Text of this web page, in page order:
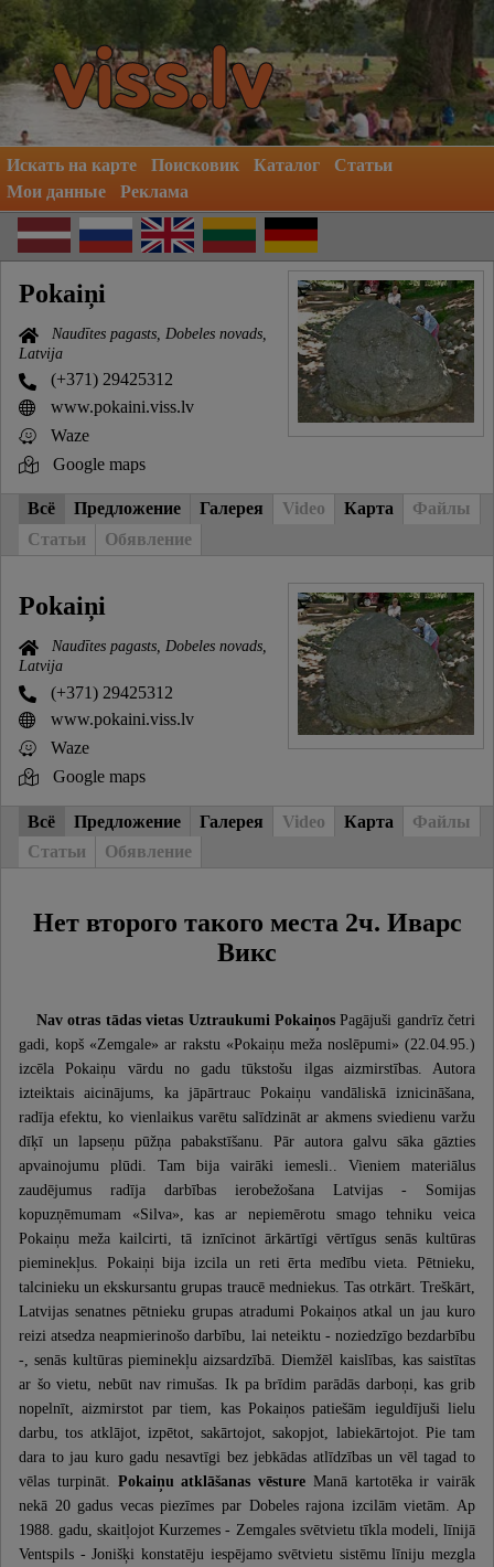
Искать на карте Поисковик Каталог
Статьи
Мои данные
Реклама
Pokaiņi
Naudītes pagasts, Dobeles novads,
Latvija
(+371) 29425312
www.pokaini.viss.lv
Waze
Google maps
Всё Предложение Галерея Video Карта
Файлы
Статьи
Обявление
Pokaiņi
Naudītes pagasts, Dobeles novads,
Latvija
(+371) 29425312
www.pokaini.viss.lv
Waze
Google maps
Всё Предложение Галерея Video Карта
Файлы
Статьи
Обявление
Нет второго такого места 2ч. Иварс
Викс
Nav otras tādas vietas Uztraukumi PokaiņosPagājuši gandrīz četri
gadi, kopš «Zemgale» ar rakstu «Pokaiņu meža noslēpumi» (22.04.95.)
izcēla Pokaiņu vārdu no gadu tūkstošu ilgas aizmirstības. Autora
izteiktais aicinājums, ka jāpārtrauc Pokaiņu vandāliskā iznicināšana,
radīja efektu, ko vienlaikus varētu salīdzināt ar akmens sviedienu varžu
dīķī un lapseņu pūžņa pabakstīšanu. Pār autora galvu sāka gāzties
apvainojumu plūdi. Tam bija vairāki iemesli.. Vieniem materiālus
zaudējumus radīja darbības ierobežošana Latvijas - Somijas
kopuzņēmumam «Silva», kas ar nepiemērotu smago tehniku veica
Pokaiņu meža kailcirti, tā iznīcinot ārkārtīgi vērtīgus senās kultūras
pieminekļus. Pokaiņi bija izcila un reti ērta medību vieta. Pētnieku,
talcinieku un ekskursantu grupas traucē medniekus. Tas otrkārt. Treškārt,
Latvijas senatnes pētnieku grupas atradumi Pokaiņos atkal un jau kuro
reizi atsedza neapmierinošo darbību, lai neteiktu - noziedzīgo bezdarbību
-, senās kultūras pieminekļu aizsardzībā. Diemžēl kaislības, kas saistītas
ar šo vietu, nebūt nav rimušas. Ik pa brīdim parādās darboņi, kas grib
nopelnīt, aizmirstot par tiem, kas Pokaiņos patiešām ieguldījuši lielu
darbu, tos atklājot, izpētot, sakārtojot, sakopjot, labiekārtojot. Pie tam
dara to jau kuro gadu nesavtīgi bez jebkādas atlīdzības un vēl tagad to
vēlas turpināt. Pokaiņu atklāšanas vēsture Manā kartotēka ir vairāk
nekā 20 gadus vecas piezīmes par Dobeles rajona izcilām vietām. Ap
1988. gadu, skaitļojot Kurzemes - Zemgales svētvietu tīkla modeli, līnijā
Ventspils - Jonišķi konstatēju iespējamo svētvietu sistēmu līniju mezgla